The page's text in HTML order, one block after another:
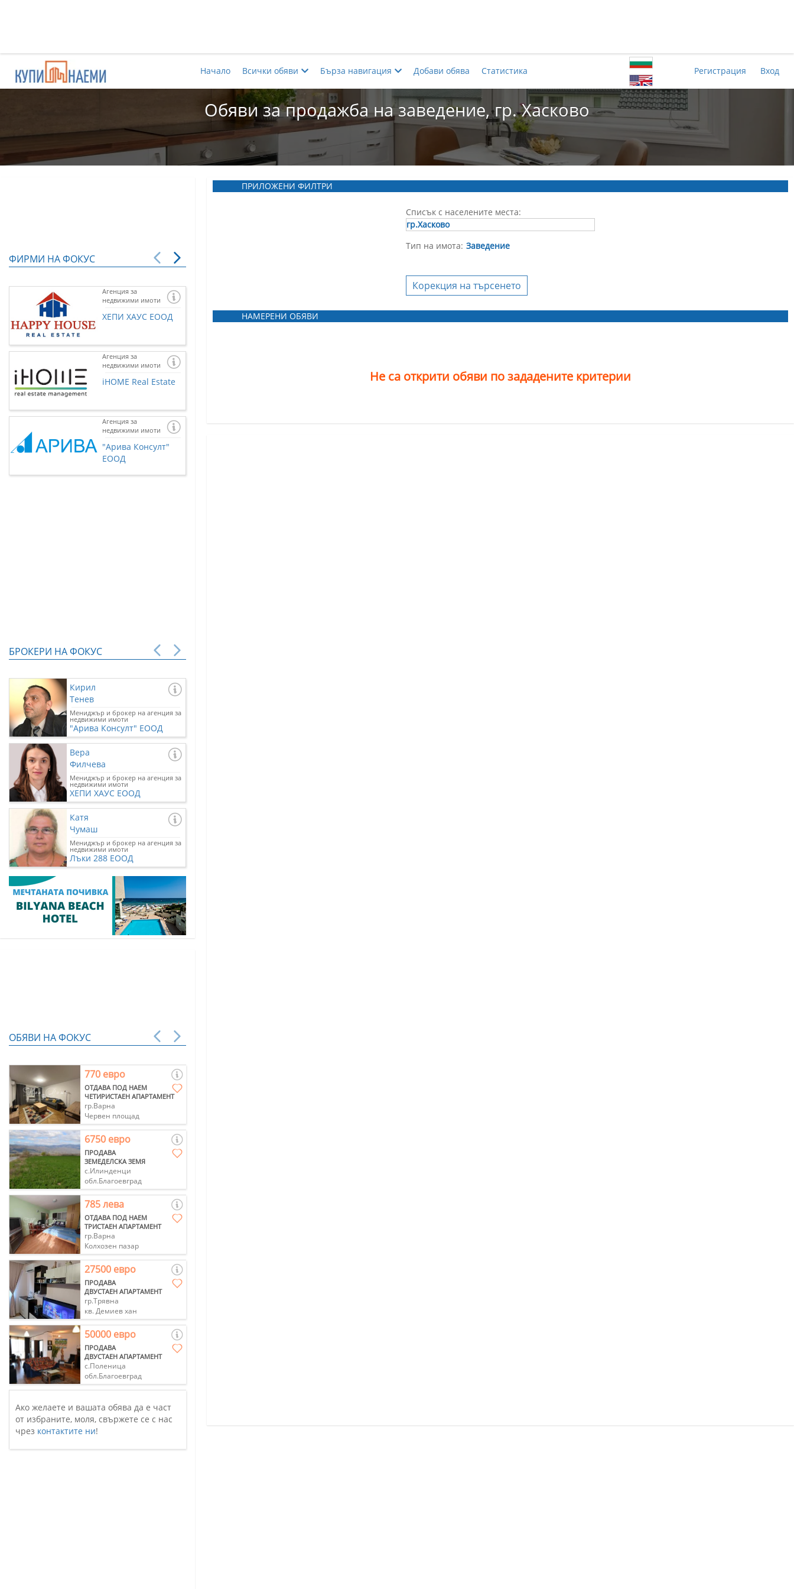
Регистрация Вход
Начало Всички обяви Бърза навигация Добави обява Статистика
Обяви за продажба на заведение, гр. Хасково
ФИРМИ НА ФОКУС
Агенция за
недвижими имоти
ХЕПИ ХАУС ЕООД
Агенция за
недвижими имоти
iHOME Real Estate
Агенция за
недвижими имоти
"Арива Консулт"
ЕООД
MyVision Real estate
БРОКЕРИ НА ФОКУС
Кирил
Тенев
Мениджър и брокер на агенция за
недвижими имоти
"Арива Консулт" ЕООД
Вера
Филчева
Мениджър и брокер на агенция за
недвижими имоти
ХЕПИ ХАУС ЕООД
Катя
Чумаш
Мениджър и брокер на агенция за
недвижими имоти
Лъки 288 ЕООД
ПРИЛОЖЕНИ ФИЛТРИ
Списък с населените места:
гр.Хасково
Тип на имота: Заведение
Корекция на търсенето
НАМЕРЕНИ ОБЯВИ
Не са открити обяви по зададените критерии
ОБЯВИ НА ФОКУС
770 евро
ОТДАВА ПОД НАЕМ
ЧЕТИРИСТАЕН АПАРТАМЕНТ
гр.Варна
Червен площад
6750 евро
ПРОДАВА
ЗЕМЕДЕЛСКА ЗЕМЯ
с.Илинденци
обл.Благоевград
785 лева
ОТДАВА ПОД НАЕМ
ТРИСТАЕН АПАРТАМЕНТ
гр.Варна
Колхозен пазар
27500 евро
ПРОДАВА
ДВУСТАЕН АПАРТАМЕНТ
гр.Трявна
кв. Демиев хан
50000 евро
ПРОДАВА
ДВУСТАЕН АПАРТАМЕНТ
с.Поленица
обл.Благоевград
Ако желаете и вашата обява да е част
от избраните, моля, свържете се с нас
чрез контактите ни!